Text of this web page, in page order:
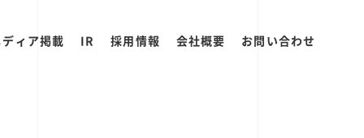
ィア掲載 IR 採用情報 会社概要 お問い合わせ